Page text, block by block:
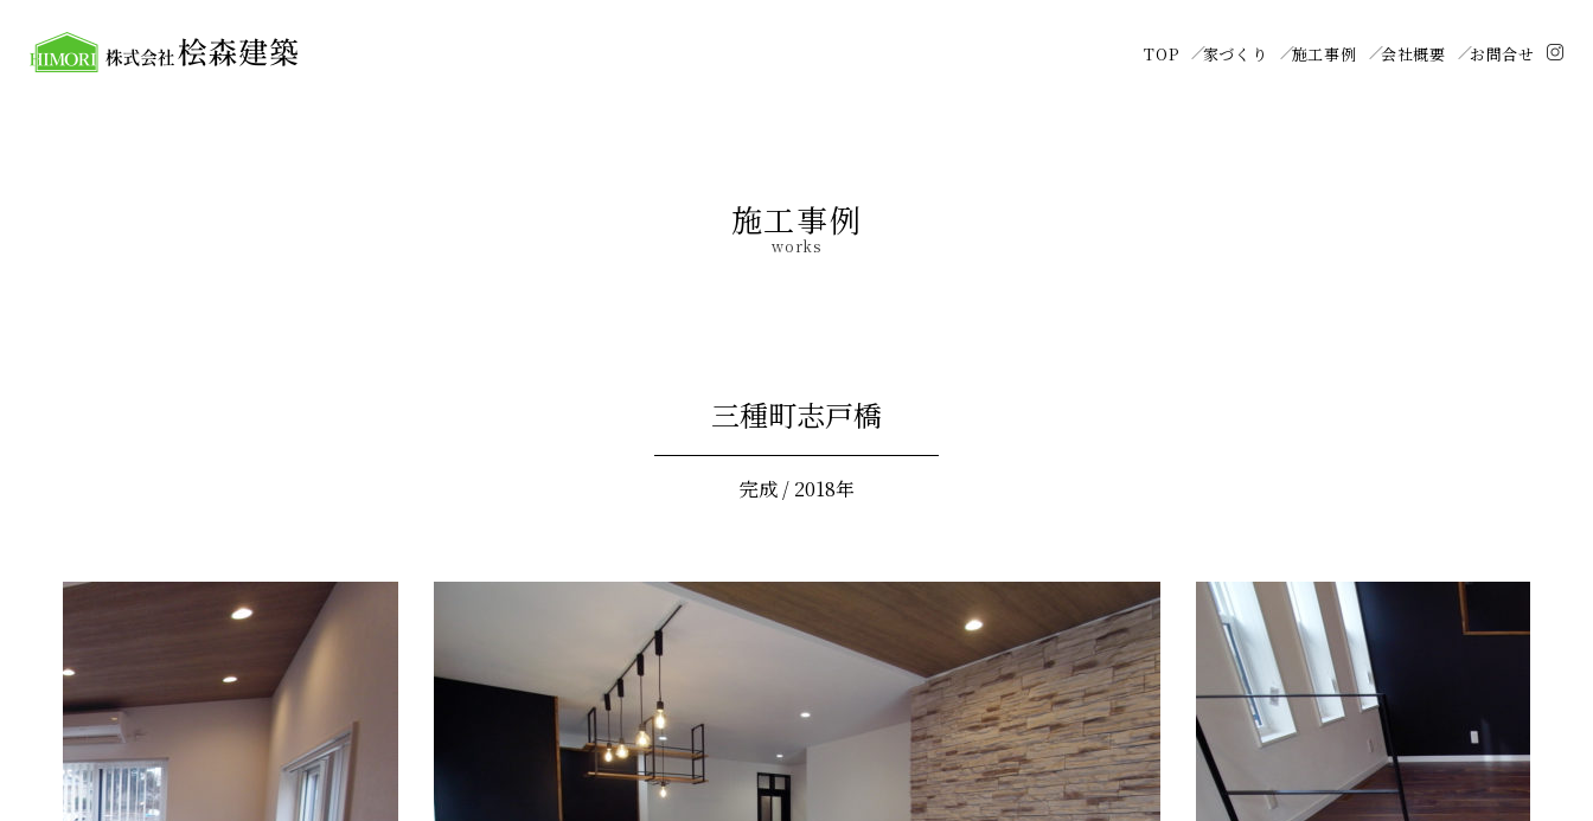
TOP 家づくり 施工事例 会社概要 お問合せ
施工事例
works
三種町志戸橋
完成 / 2018年